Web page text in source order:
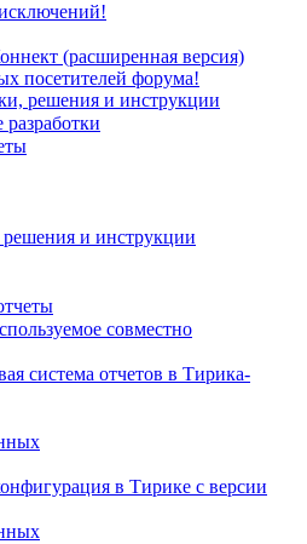
(расширенная версия)
посетителей форума!
решения и инструкции
и инструкции
совместно
система отчетов в Тирика-
в Тирике с версии